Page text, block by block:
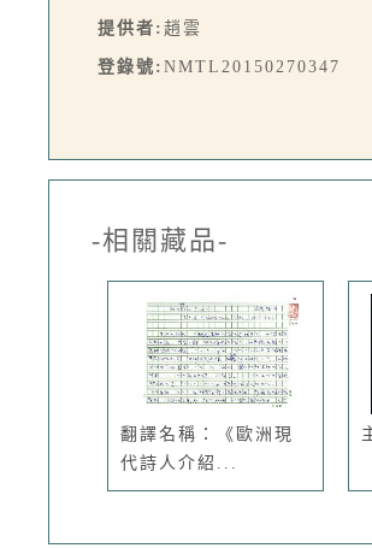
提供者: 趙雲
登錄號: NMTL20150270347
-相關藏品-
翻譯名稱：《歐洲現
代詩人介紹...